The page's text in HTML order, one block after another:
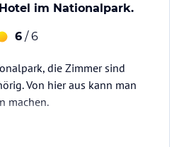
im Nationalpark.
6 / 6
die Zimmer sind
Von hier aus kann man
machen.